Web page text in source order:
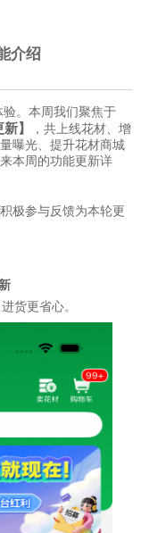
介绍
。本周我们聚焦于
】
，共上线花材、增
曝光、提升花材商城
本周的功能更新详
积极参与反馈为本轮更
货更省心。